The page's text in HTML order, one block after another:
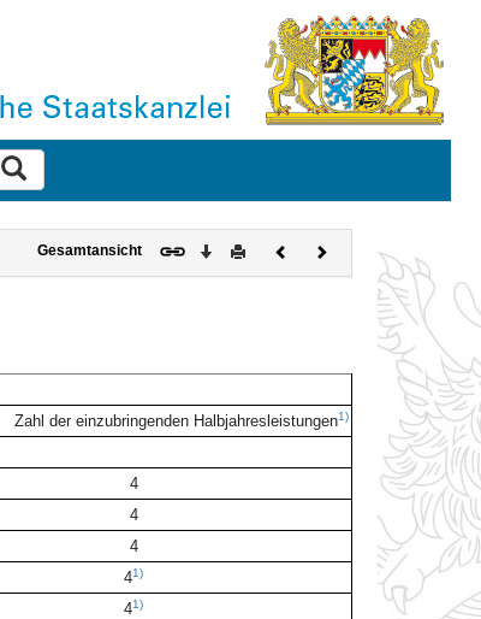
zurücksetzen
Gesamtansicht Download
DruckenVorherigesNächstes
Dokument
Zahl der einzubringenden Halbjahresleistungen1)
4
4
4
41)
41)